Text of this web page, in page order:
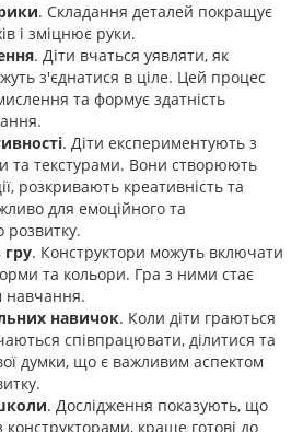
. Складання деталей покращує
і зміцнює руки.
. Діти вчаться уявляти, як
з'єднатися в ціле. Цей процес
та формує здатність
. Діти експериментують з
та текстурами. Вони створюють
розкривають креативність та
для емоційного та
розвитку.
гру. Конструктори можуть включати
та кольори. Гра з ними стає
навчання.
навичок. Коли діти граються
співпрацювати, ділитися та
думки, що є важливим аспектом
. Дослідження показують, що
конструкторами, краще готові до